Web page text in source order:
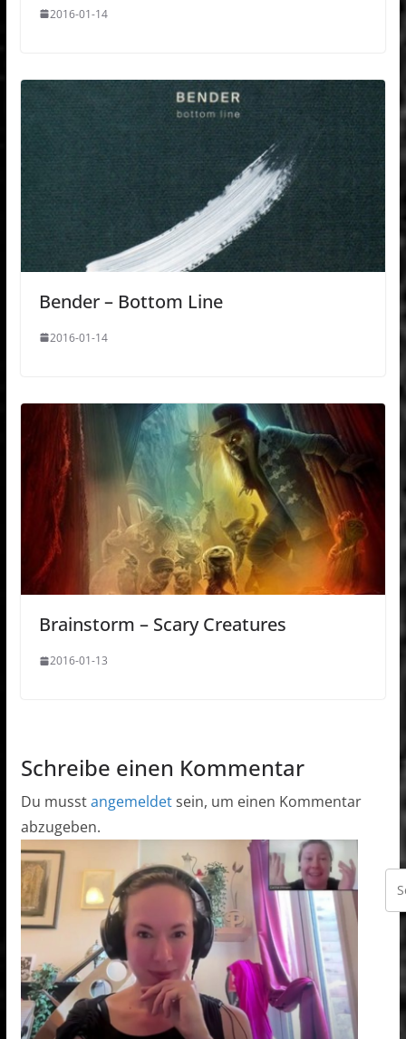
2016-01-14
Bender – Bottom Line
2016-01-14
Brainstorm – Scary Creatures
2016-01-13
Schreibe einen Kommentar
Du musstangemeldetsein, um einen Kommentar
abzugeben.